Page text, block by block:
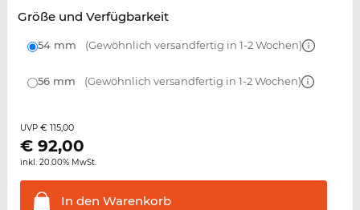
Größe und Verfügbarkeit
54 mm (Gewöhnlich versandfertig in 1-2 Wochen)
56 mm (Gewöhnlich versandfertig in 1-2 Wochen)
UVP € 115,00
€ 92,00
inkl. 20.00% MwSt.
In den Warenkorb